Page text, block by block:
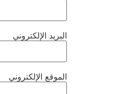
البريد الإلكتروني
الموقع الإلكتروني